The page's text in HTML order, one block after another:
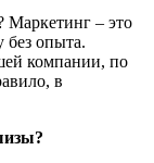
Маркетинг – это
без опыта.
компании, по
в